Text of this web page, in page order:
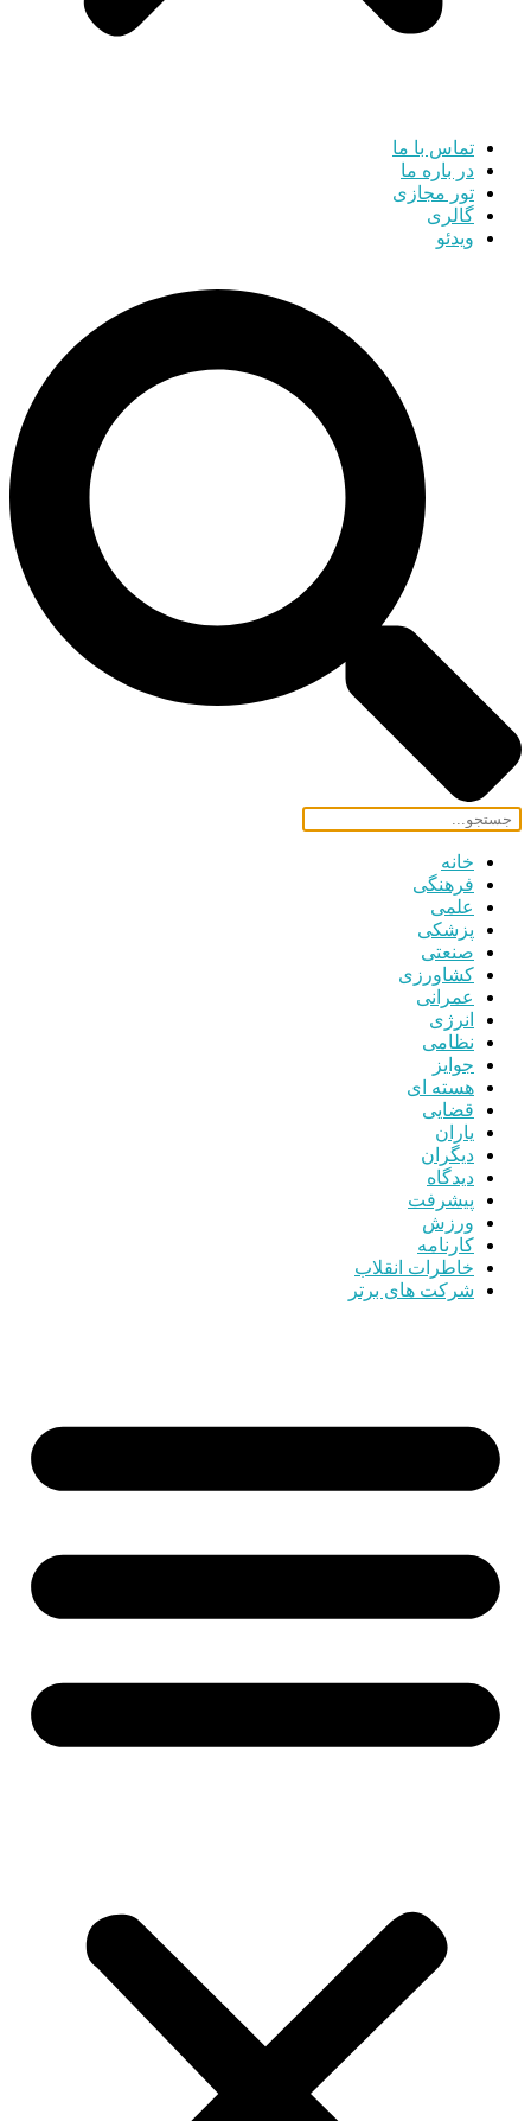
تماس با ما
در باره ما
تور مجازی
گالری
ویدئو
خانه
فرهنگی
علمی
پزشکی
صنعتی
کشاورزی
عمرانی
انرژی
نظامی
جوایز
هسته ای
قضایی
یاران
دیگران
دیدگاه
پیشرفت
ورزش
کارنامه
خاطرات انقلاب
شرکت های برتر